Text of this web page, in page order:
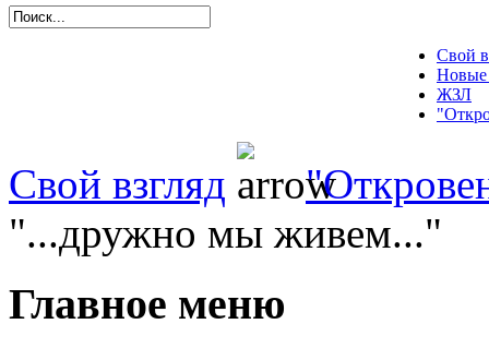
Свой
Новые
ЖЗЛ
Свой взгляд
"...дружно мы живем..."
Главное меню